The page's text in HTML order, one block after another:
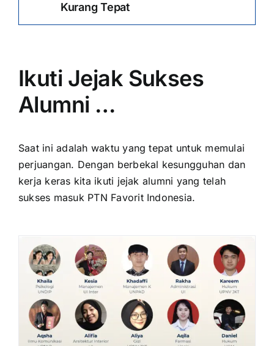
Kurang Tepat
Ikuti Jejak Sukses
Alumni …
Saat ini adalah waktu yang tepat untuk memulai
perjuangan. Dengan berbekal kesungguhan dan
kerja keras kita ikuti jejak alumni yang telah
sukses masuk PTN Favorit Indonesia.